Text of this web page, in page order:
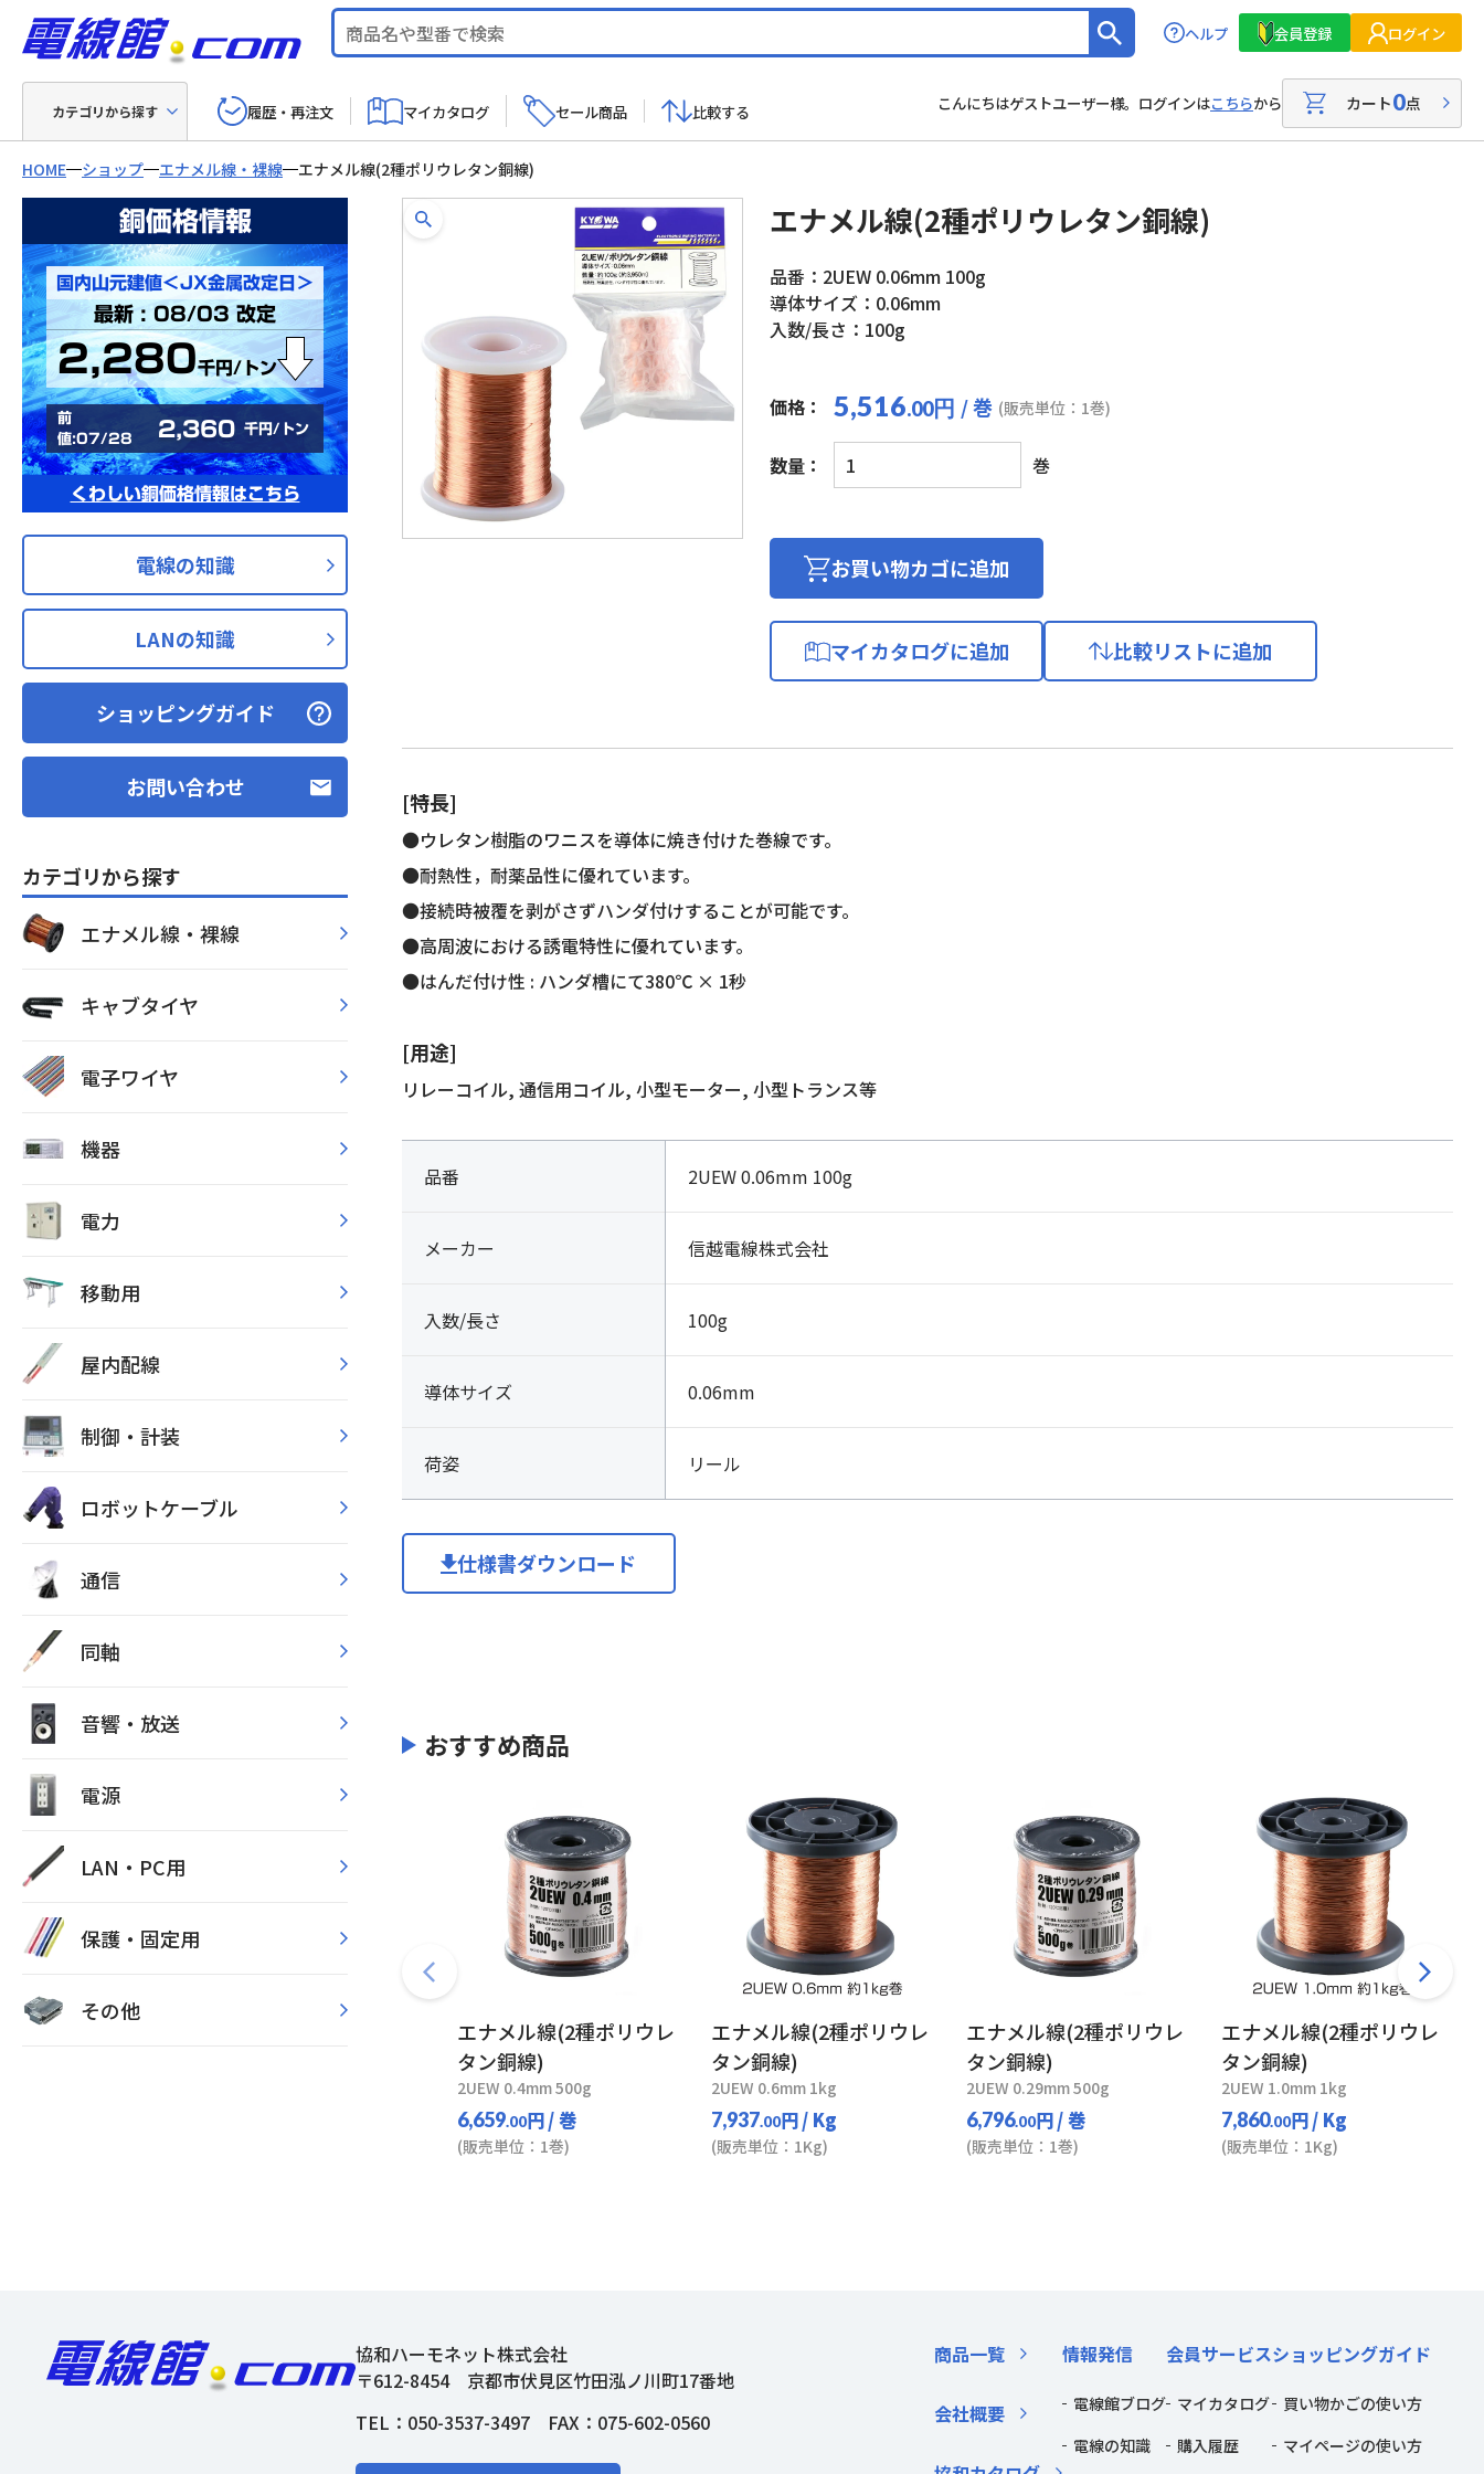
ヘルプ 会員登録 ログイン
カテゴリから探す 履歴・再注文 マイカタログ セール商品 比較する こんにちはゲストユーザー様。ログインはこちらから カート0点
HOME ショップ エナメル線・裸線 エナメル線(2種ポリウレタン銅線)
銅価格情報
国内山元建値＜JX金属改定日＞
最新 : 08/03 改定
2,280千円/トン
前
値:07/28
2,360 千円/トン
くわしい銅価格情報はこちら
電線の知識
LANの知識
ショッピングガイド
お問い合わせ
カテゴリから探す
エナメル線・裸線
キャブタイヤ
電子ワイヤ
機器
電力
移動用
屋内配線
制御・計装
ロボットケーブル
通信
同軸
音響・放送
電源
LAN・PC用
保護・固定用
その他
エナメル線(2種ポリウレタン銅線)
品番：2UEW 0.06mm 100g
導体サイズ：0.06mm
入数/長さ：100g
価格： 5,516.00円 / 巻 (販売単位：1巻)
数量：
エ
ナ
ル
タ
線)
個
巻
お買い物カゴに追加
マイカタログに追加 比較リストに追加
[特長]
●ウレタン樹脂のワニスを導体に焼き付けた巻線です。
●耐熱性，耐薬品性に優れています。
●接続時被覆を剥がさずハンダ付けすることが可能です。
●高周波における誘電特性に優れています。
●はんだ付け性 : ハンダ槽にて380℃ × 1秒
[用途]
リレーコイル, 通信用コイル, 小型モーター, 小型トランス等
品番 2UEW 0.06mm 100g
メーカー 信越電線株式会社
入数/長さ 100g
導体サイズ 0.06mm
荷姿 リール
仕様書ダウンロード
おすすめ商品
エナメル線(2種ポリウレ
タン銅線)
2UEW 0.4mm 500g
6,659.00円/ 巻
(販売単位：1巻)
エナメル線(2種ポリウレ
タン銅線)
2UEW 0.6mm 1kg
7,937.00円/ Kg
(販売単位：1Kg)
エナメル線(2種ポリウレ
タン銅線)
2UEW 0.29mm 500g
6,796.00円/ 巻
(販売単位：1巻)
エナメル線(2種ポリウレ
タン銅線)
2UEW 1.0mm 1kg
7,860.00円/ Kg
(販売単位：1Kg)
協和ハーモネット株式会社
〒612-8454 京都市伏見区竹田泓ノ川町17番地
TEL： 050-3537-3497 FAX：075-602-0560
商品一覧
会社概要
情報発信
電線館ブログ
電線の知識
会員サービス
マイカタログ
購入履歴
ショッピングガイド
買い物かごの使い方
マイページの使い方